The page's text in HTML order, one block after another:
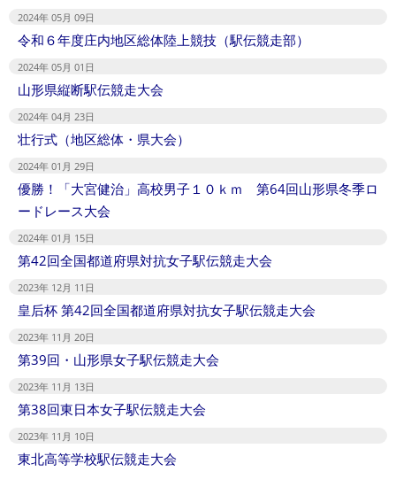
2024年 05月 09日
令和６年度庄内地区総体陸上競技（駅伝競走部）
2024年 05月 01日
山形県縦断駅伝競走大会
2024年 04月 23日
壮行式（地区総体・県大会）
2024年 01月 29日
優勝！「大宮健治」高校男子１０ｋｍ 第64回山形県冬季ロ
ードレース大会
2024年 01月 15日
第42回全国都道府県対抗女子駅伝競走大会
2023年 12月 11日
皇后杯 第42回全国都道府県対抗女子駅伝競走大会
2023年 11月 20日
第39回・山形県女子駅伝競走大会
2023年 11月 13日
第38回東日本女子駅伝競走大会
2023年 11月 10日
東北高等学校駅伝競走大会